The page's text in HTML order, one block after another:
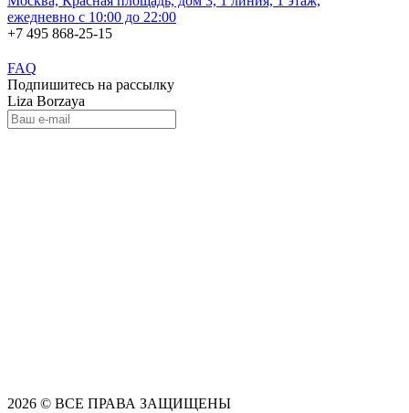
ежедневно с 10:00 до 22:00
+7 495 868-25-15
FAQ
Подпишитесь на рассылку
Liza Borzaya
2026 © ВСЕ ПРАВА ЗАЩИЩЕНЫ